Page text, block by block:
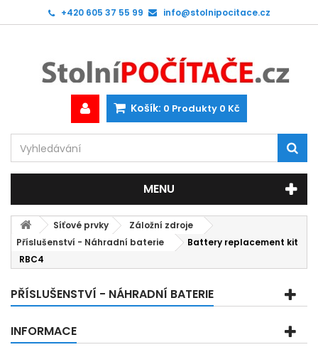
+420 605 37 55 99 info@stolnipocitace.cz
Košík: 0 Produkty 0 Kč
MENU
Síťové prvky
Záložní zdroje
Příslušenství - Náhradní baterie
Battery replacement kit
RBC4
PŘÍSLUŠENSTVÍ - NÁHRADNÍ BATERIE
INFORMACE